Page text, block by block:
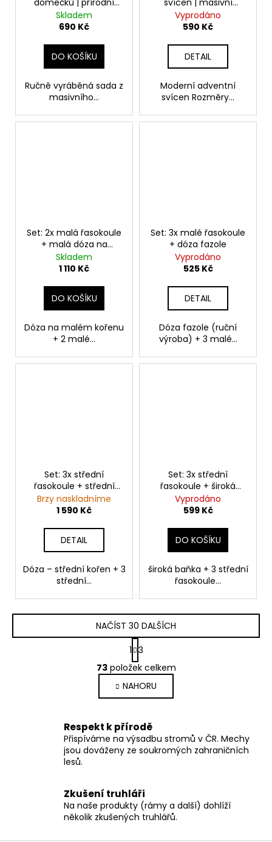
borovice
Skladem
690 Kč
DO KOŠÍKU
Ručně vyráběná sada z
masivního...
kaučuk
Vyprodáno
590 Kč
DETAIL
Moderní adventní
svícen Rozměry...
Set: 2x malá řasokoule
+ malá dóza na
kořenu
Skladem
1 110 Kč
DO KOŠÍKU
Dóza na malém kořenu
+ 2 malé...
Set: 3x malé řasokoule
+ dóza fazole
Vyprodáno
525 Kč
DETAIL
Dóza fazole (ruční
výroba) + 3 malé...
Set: 3x střední
řasokoule + střední
dóza na kořenu
Brzy naskladníme
1 590 Kč
DETAIL
Dóza – střední kořen + 3
střední...
Set: 3x střední
řasokoule + široká
baňka
Vyprodáno
599 Kč
DO KOŠÍKU
široká baňka + 3 střední
řasokoule...
O
v
l
á
a
c
í
v
k
y
v
NAČÍST 30 DALŠÍCH
S
t
r
á
n
k
v
á
n
1 3
73položek celkem
NAHORU
Respekt k přírodě
Přispíváme na výsadbu stromů v ČR. Mechy
jsou dováženy ze soukromých zahraničních
lesů.
Zkušení truhláři
Na naše produkty (rámy a další) dohlíží
několik zkušených truhlářů.